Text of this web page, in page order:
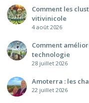
Comment les
vitivinicole
4 août 2026
Comment
technologie
28 juillet 2026
Amoterra : les
22 juillet 2026